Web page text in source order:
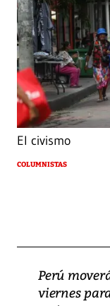
El civismo
COLUMNISTAS
Perú
viernes